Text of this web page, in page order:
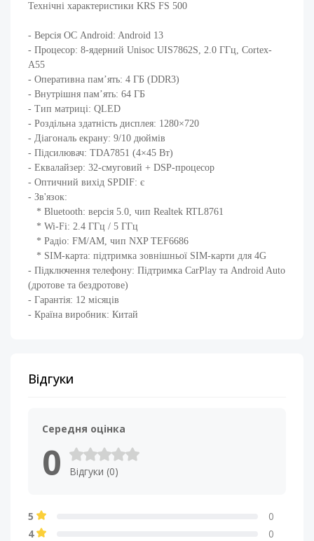
Технічні характеристики KRS FS 500
- Версія ОС Android: Android 13 ​
- Процесор: 8-ядерний Unisoc UIS7862S, 2.0 ГГц, Cortex-
A55
- Оперативна памʼять: 4 ГБ (DDR3)
- Внутрішня памʼять: 64 ГБ ​
- Тип матриці: QLED ​
- Роздільна здатність дисплея: 1280×720
- Діагональ екрану: 9/10 дюймів ​
- Підсилювач: TDA7851 (4×45 Вт) ​
- Еквалайзер: 32-смуговий + DSP-процесор
- Оптичний вихід SPDIF: є
- Зв'язок:
* Bluetooth: версія 5.0, чип Realtek RTL8761
* Wi-Fi: 2.4 ГГц / 5 ГГц
* Радіо: FM/AM, чип NXP TEF6686
* SIM-карта: підтримка зовнішньої SIM-карти для 4G
- Підключення телефону: Підтримка CarPlay та Android Auto
(дротове та бездротове)​
- Гарантія: 12 місяців
- Країна виробник: Китай
Відгуки
Середня оцінка
0 Відгуки (0)
5
0
4
0